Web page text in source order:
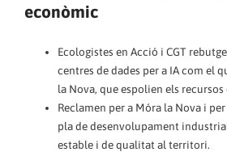
econòmic
Ecologistes en Acció i CGT
centres de dades per a IA com el
la Nova, que espolien els
Reclamen per a Móra la Nova i per
pla de desenvolupament
estable i de qualitat al territori.